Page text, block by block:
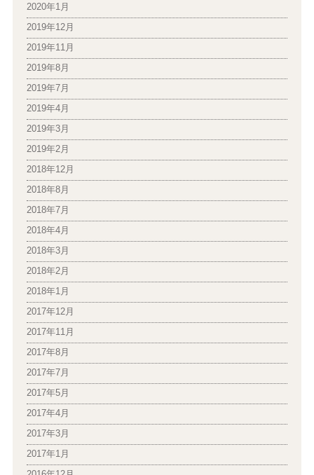
2020年1月
2019年12月
2019年11月
2019年8月
2019年7月
2019年4月
2019年3月
2019年2月
2018年12月
2018年8月
2018年7月
2018年4月
2018年3月
2018年2月
2018年1月
2017年12月
2017年11月
2017年8月
2017年7月
2017年5月
2017年4月
2017年3月
2017年1月